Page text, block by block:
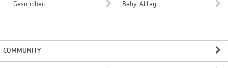
Gesundheit Baby-Alltag
COMMUNITY